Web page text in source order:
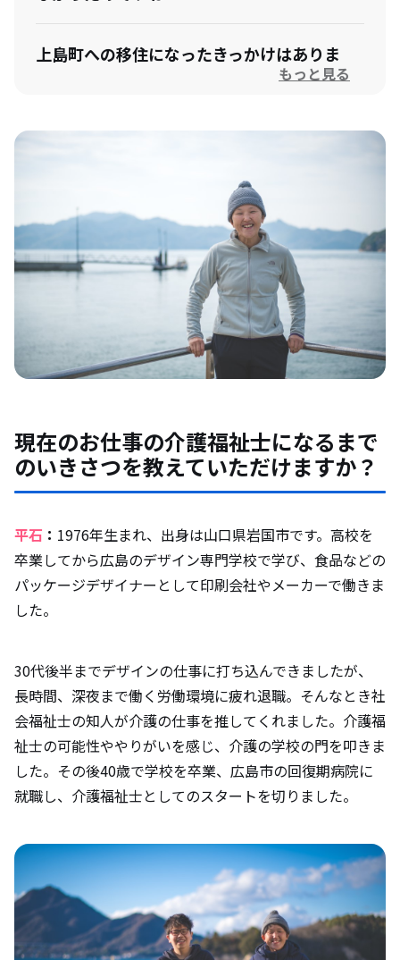
上島町への移住になったきっかけはありま
社会福祉協議会での仕事についてはいかが
ですか？
一緒に暮らす同居人がいるそうですね
今後の目標があれば教えてください
もっと見る
現在のお仕事の介護福祉士になるまで
のいきさつを教えていただけますか？
平石 ： 1976年生まれ、出身は山口県岩国市です。高校を
卒業してから広島のデザイン専門学校で学び、食品などの
パッケージデザイナーとして印刷会社やメーカーで働きま
した。
30代後半までデザインの仕事に打ち込んできましたが、
長時間、深夜まで働く労働環境に疲れ退職。そんなとき社
会福祉士の知人が介護の仕事を推してくれました。介護福
祉士の可能性ややりがいを感じ、介護の学校の門を叩きま
した。その後40歳で学校を卒業、広島市の回復期病院に
就職し、介護福祉士としてのスタートを切りました。